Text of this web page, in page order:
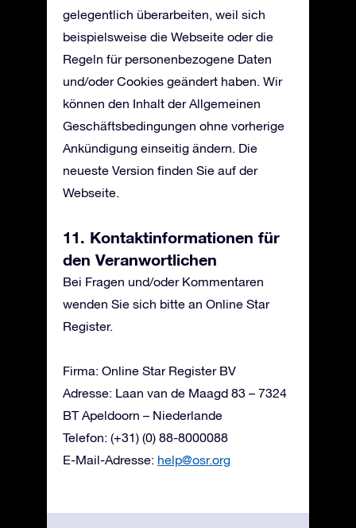
gelegentlich überarbeiten, weil sich
beispielsweise die Webseite oder die
Regeln für personenbezogene Daten
und/oder Cookies geändert haben. Wir
können den Inhalt der Allgemeinen
Geschäftsbedingungen ohne vorherige
Ankündigung einseitig ändern. Die
neueste Version finden Sie auf der
Webseite.
11. Kontaktinformationen für
den Veranwortlichen
Bei Fragen und/oder Kommentaren
wenden Sie sich bitte an Online Star
Register.
Firma: Online Star Register BV
Adresse: Laan van de Maagd 83 – 7324
BT Apeldoorn – Niederlande
Telefon: (+31) (0) 88-8000088
E-Mail-Adresse: help@osr.org